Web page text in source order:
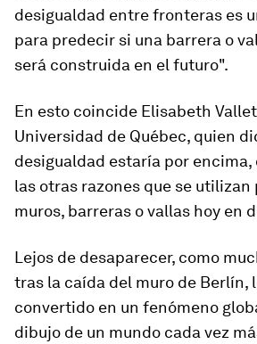
desigualdad entre fronteras es
para predecir si una barrera o
será construida en el futuro".
En esto coincide Elisabeth
Universidad de Québec, quien
desigualdad estaría por encima,
las otras razones que se
muros, barreras o vallas hoy en
Lejos de desaparecer, como
tras la caída del muro de Berlín,
convertido en un fenómeno
dibujo de un mundo cada vez